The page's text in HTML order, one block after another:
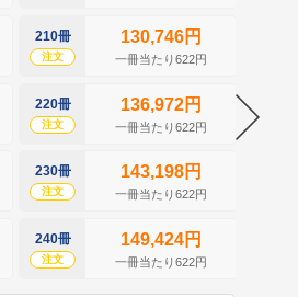
210冊
注文
130,746円
一冊当たり622円
220冊
注文
136,972円
一冊当たり622円
230冊
注文
143,198円
一冊当たり622円
240冊
注文
149,424円
一冊当たり622円